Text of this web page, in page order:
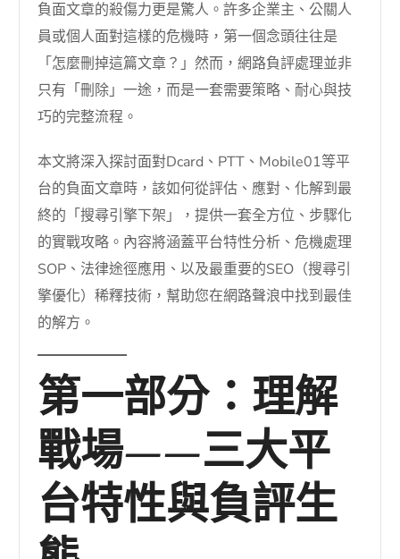
負面文章的殺傷力更是驚人。許多企業主、公關人
員或個人面對這樣的危機時，第一個念頭往往是
「怎麼刪掉這篇文章？」然而，網路負評處理並非
只有「刪除」一途，而是一套需要策略、耐心與技
巧的完整流程。
本文將深入探討面對Dcard、PTT、Mobile01等平
台的負面文章時，該如何從評估、應對、化解到最
終的「搜尋引擎下架」，提供一套全方位、步驟化
的實戰攻略。內容將涵蓋平台特性分析、危機處理
SOP、法律途徑應用、以及最重要的SEO（搜尋引
擎優化）稀釋技術，幫助您在網路聲浪中找到最佳
的解方。
第一部分：理解
戰場——三大平
台特性與負評生